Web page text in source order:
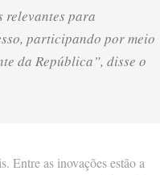
relevantes para
participando por meio
da República”, disse o
Entre as inovações estão a